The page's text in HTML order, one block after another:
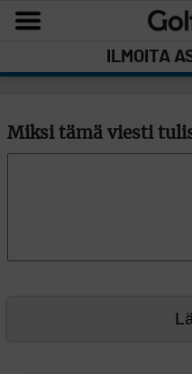
ILMOITA
Miksi tämä viesti